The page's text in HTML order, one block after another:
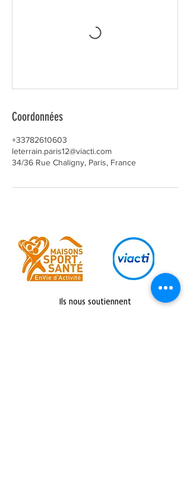
Coordonnées
+33782610603
leterrain.paris12@viacti.com
34/36 Rue Chaligny, Paris, France
Ils nous soutiennent